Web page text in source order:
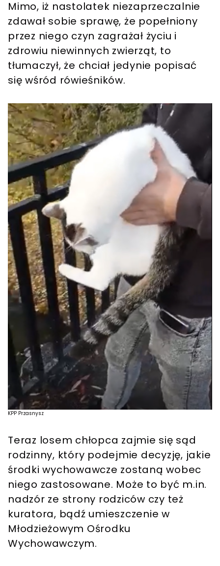
Mimo, iż nastolatek niezaprzeczalnie
zdawał sobie sprawę, że popełniony
przez niego czyn zagrażał życiu i
zdrowiu niewinnych zwierząt, to
tłumaczył, że chciał jedynie popisać
się wśród rówieśników.
KPP Przasnysz
Teraz losem chłopca zajmie się sąd
rodzinny, który podejmie decyzję, jakie
środki wychowawcze zostaną wobec
niego zastosowane. Może to być m.in.
nadzór ze strony rodziców czy też
kuratora, bądź umieszczenie w
Młodzieżowym Ośrodku
Wychowawczym.